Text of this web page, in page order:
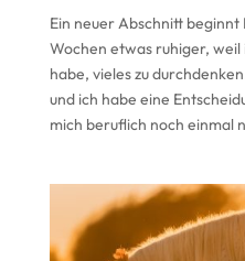
Ein neuer Abschnitt
Wochen etwas ruhiger,
habe, vieles zu
und ich habe eine
mich beruflich noch einmal